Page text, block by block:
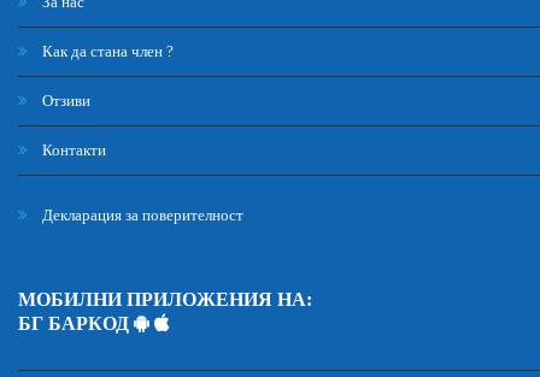
Как да стана член ?
Отзиви
Контакти
Декларация за поверителност
МОБИЛНИ ПРИЛОЖЕНИЯ НА:
БГ БАРКОД